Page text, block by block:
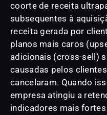
coorte de receita
subsequentes à
receita gerada por
planos mais caros
adicionais (cross-sell)
causadas pelos
cancelaram. Quando
empresa atingiu a
indicadores mais